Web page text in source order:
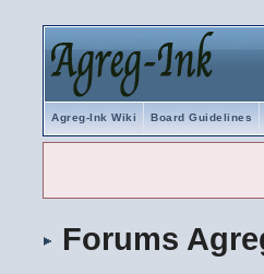
Agreg-Ink Wiki Board Guidelines
Forums